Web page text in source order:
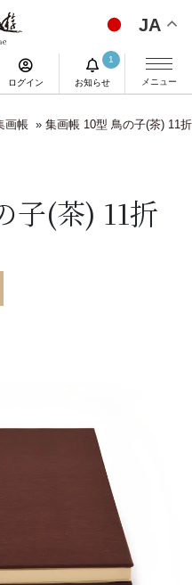
JA
ログイン お知らせ
1
メニュー
画帳 » 集画帳 10型 鳥の子(茶) 11折
子(茶) 11折